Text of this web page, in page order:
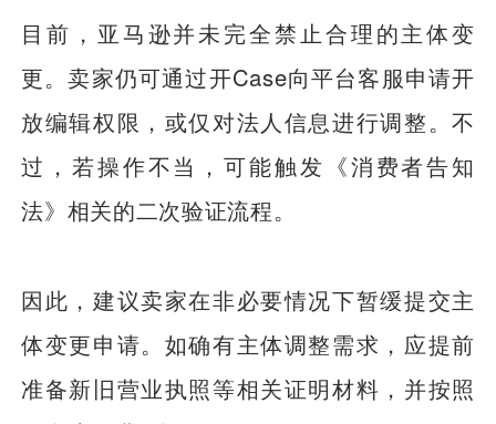
目前，亚马逊并未完全禁止合理的主体变
更。卖家仍可通过开Case向平台客服申请开
放编辑权限，或仅对法人信息进行调整。不
过，若操作不当，可能触发《消费者告知
法》相关的二次验证流程。
因此，建议卖家在非必要情况下暂缓提交主
体变更申请。如确有主体调整需求，应提前
准备新旧营业执照等相关证明材料，并按照